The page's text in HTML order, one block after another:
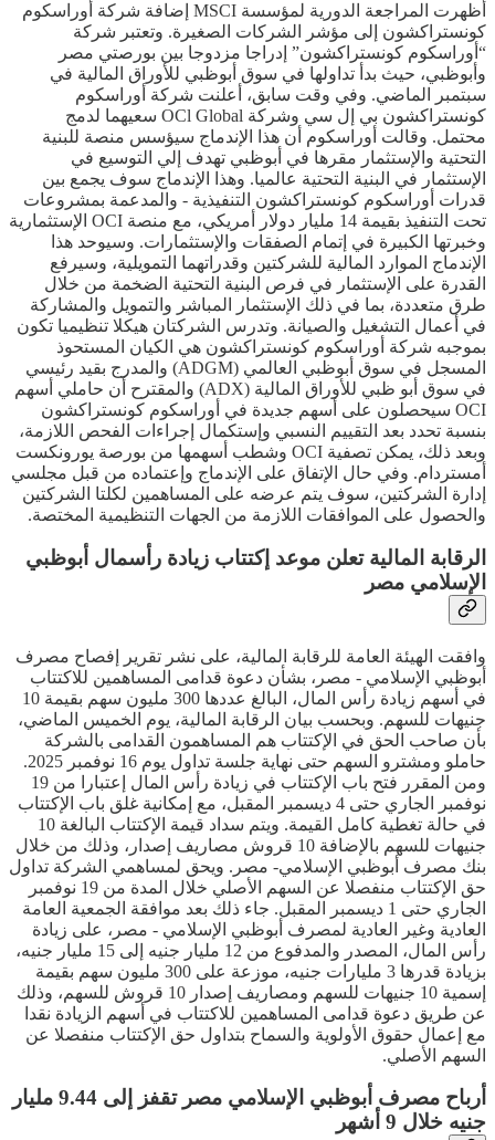
أظهرت المراجعة الدورية لمؤسسة MSCI إضافة شركة أوراسكوم
كونستراكشون إلى مؤشر الشركات الصغيرة. وتعتبر شركة
“أوراسكوم كونستراكشون” إدراجا مزدوجا بين بورصتي مصر
وأبوظبي، حيث بدأ تداولها في سوق أبوظبي للأوراق المالية في
سبتمبر الماضي. وفي وقت سابق، أعلنت شركة أوراسكوم
كونستراكشون بي إل سي وشركة OCl Global سعيهما لدمج
محتمل. وقالت أوراسكوم أن هذا الإندماج سيؤسس منصة للبنية
التحتية والإستثمار مقرها في أبوظبي تهدف إلي التوسيع في
الإستثمار في البنية التحتية عالميا. وهذا الإندماج سوف يجمع بين
قدرات أوراسكوم كونستراكشون التنفيذية - والمدعمة بمشروعات
تحت التنفيذ بقيمة 14 مليار دولار أمريكي، مع منصة OCI الإستثمارية
وخبرتها الكبيرة في إتمام الصفقات والإستثمارات. وسيوحد هذا
الإندماج الموارد المالية للشركتين وقدراتهما التمويلية، وسيرفع
القدرة على الإستثمار في فرص البنية التحتية الضخمة من خلال
طرق متعددة، بما في ذلك الإستثمار المباشر والتمويل والمشاركة
في أعمال التشغيل والصيانة. وتدرس الشركتان هيكلا تنظيميا تكون
بموجبه شركة أوراسكوم كونستراكشون هي الكيان المستحوذ
المسجل في سوق أبوظبي العالمي (ADGM) والمدرج بقيد رئيسي
في سوق أبو ظبي للأوراق المالية (ADX) والمقترح أن حاملي أسهم
OCI سيحصلون على أسهم جديدة في أوراسكوم كونستراكشون
بنسبة تحدد بعد التقييم النسبي وإستكمال إجراءات الفحص اللازمة،
وبعد ذلك، يمكن تصفية OCI وشطب أسهمها من بورصة يورونكست
أمستردام. وفي حال الإتفاق على الإندماج وإعتماده من قبل مجلسي
إدارة الشركتين، سوف يتم عرضه على المساهمين لكلتا الشركتين
والحصول على الموافقات اللازمة من الجهات التنظيمية المختصة.
الرقابة المالية تعلن موعد إكتتاب زيادة رأسمال أبوظبي
الإسلامي مصر
وافقت الهيئة العامة للرقابة المالية، على نشر تقرير إفصاح مصرف
أبوظبي الإسلامي - مصر، بشأن دعوة قدامى المساهمين للاكتتاب
في أسهم زيادة رأس المال، البالغ عددها 300 مليون سهم بقيمة 10
جنيهات للسهم. وبحسب بيان الرقابة المالية، يوم الخميس الماضي،
بأن صاحب الحق في الإكتتاب هم المساهمون القدامى بالشركة
حاملو ومشترو السهم حتى نهاية جلسة تداول يوم 16 نوفمبر 2025.
ومن المقرر فتح باب الإكتتاب في زيادة رأس المال إعتبارا من 19
نوفمبر الجاري حتى 4 ديسمبر المقبل، مع إمكانية غلق باب الإكتتاب
في حالة تغطية كامل القيمة. ويتم سداد قيمة الإكتتاب البالغة 10
جنيهات للسهم بالإضافة 10 قروش مصاريف إصدار، وذلك من خلال
بنك مصرف أبوظبي الإسلامي- مصر. ويحق لمساهمي الشركة تداول
حق الإكتتاب منفصلا عن السهم الأصلي خلال المدة من 19 نوفمبر
الجاري حتى 1 ديسمبر المقبل. جاء ذلك بعد موافقة الجمعية العامة
العادية وغير العادية لمصرف أبوظبي الإسلامي - مصر، على زيادة
رأس المال، المصدر والمدفوع من 12 مليار جنيه إلى 15 مليار جنيه،
بزيادة قدرها 3 مليارات جنيه، موزعة على 300 مليون سهم بقيمة
إسمية 10 جنيهات للسهم ومصاريف إصدار 10 قروش للسهم، وذلك
عن طريق دعوة قدامى المساهمين للاكتتاب في أسهم الزيادة نقدا
مع إعمال حقوق الأولوية والسماح بتداول حق الإكتتاب منفصلا عن
السهم الأصلي.
أرباح مصرف أبوظبي الإسلامي مصر تقفز إلى 9.44 مليار
جنيه خلال 9 أشهر